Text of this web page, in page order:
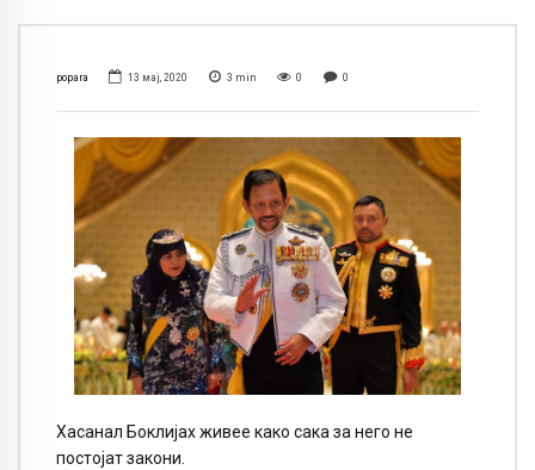
popara 13 мај, 2020 3 min 0 0
Хасанал Боклијах живее како сака за него не
постојат закони.